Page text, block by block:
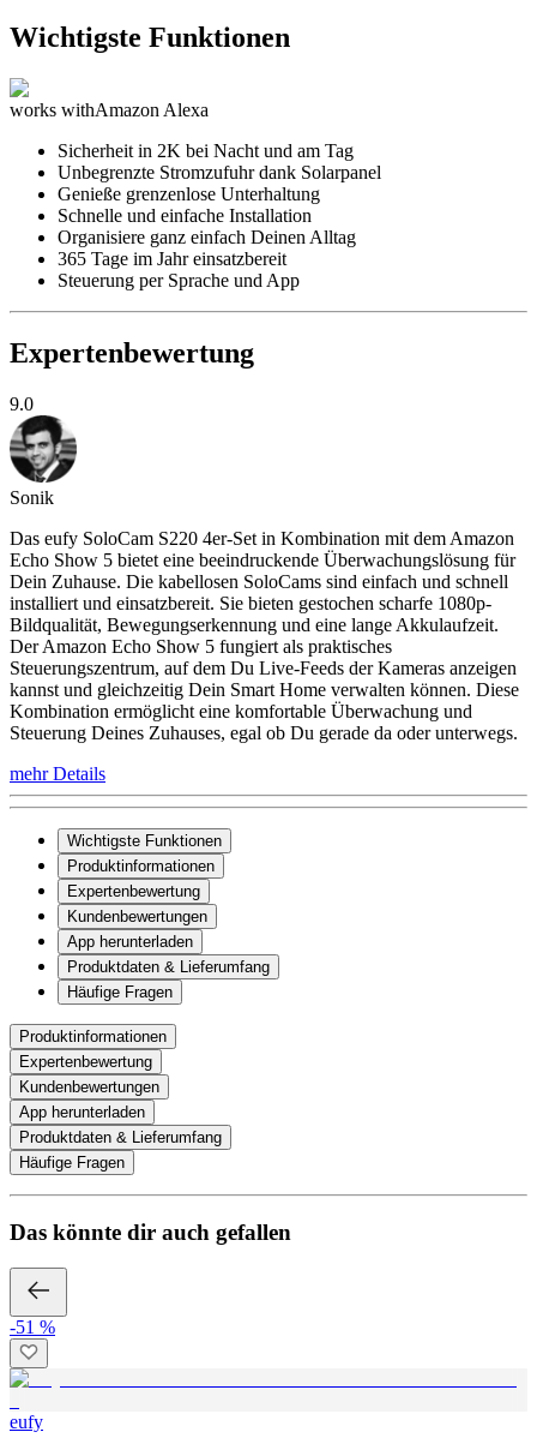
Wichtigste Funktionen
works withAmazon Alexa
Sicherheit in 2K bei Nacht und am Tag
Unbegrenzte Stromzufuhr dank Solarpanel
Genieße grenzenlose Unterhaltung
Schnelle und einfache Installation
Organisiere ganz einfach Deinen Alltag
365 Tage im Jahr einsatzbereit
Steuerung per Sprache und App
Expertenbewertung
9.0
Sonik
Das eufy SoloCam S220 4er-Set in Kombination mit dem Amazon
Echo Show 5 bietet eine beeindruckende Überwachungslösung für
Dein Zuhause. Die kabellosen SoloCams sind einfach und schnell
installiert und einsatzbereit. Sie bieten gestochen scharfe 1080p-
Bildqualität, Bewegungserkennung und eine lange Akkulaufzeit.
Der Amazon Echo Show 5 fungiert als praktisches
Steuerungszentrum, auf dem Du Live-Feeds der Kameras anzeigen
kannst und gleichzeitig Dein Smart Home verwalten können. Diese
Kombination ermöglicht eine komfortable Überwachung und
Steuerung Deines Zuhauses, egal ob Du gerade da oder unterwegs.
mehr Details
Wichtigste Funktionen
Produktinformationen
Expertenbewertung
Kundenbewertungen
App herunterladen
Produktdaten & Lieferumfang
Häufige Fragen
Produktinformationen
Expertenbewertung
Kundenbewertungen
App herunterladen
Produktdaten & Lieferumfang
Häufige Fragen
Das könnte dir auch gefallen
-51 %
eufy